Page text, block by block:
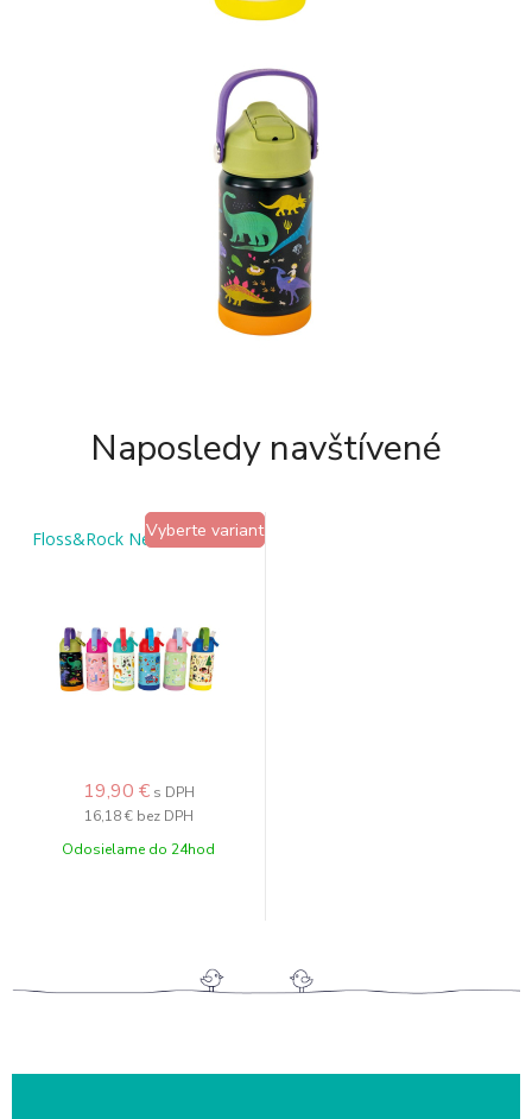
Naposledy navštívené
Floss&Rock Nerezová fľaša
19,90 € s DPH
16,18 € bez DPH
Vyberte variant
Odosielame do 24hod